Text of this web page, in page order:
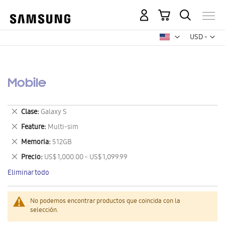
USD -
dólar
Mi carrito
Mobile
No podemos encontrar productos que coincida con la
selección.
Clase Galaxy S
Eliminar
este
artículo
Feature Multi-sim
Eliminar
este
artículo
Memoria 512GB
Eliminar
este
artículo
Precio US$ 1,000.00 - US$ 1,099.99
Eliminar
este
artículo
Eliminar todo